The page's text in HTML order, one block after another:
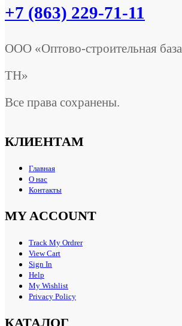
+7 (863) 229-71-11
ООО «Оптово-строительная база
ТН»
Все права сохранены.
КЛИЕНТАМ
Главная
О нас
Контакты
MY ACCOUNT
Track My Ordrer
View Cart
Sign In
Help
My Wishlist
Privacy Policy
КАТАЛОГ